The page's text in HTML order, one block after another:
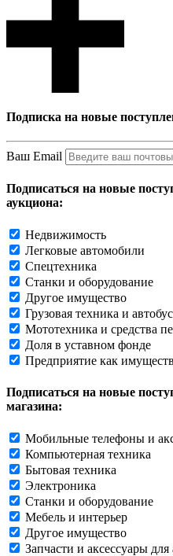
Подписка на новые
Ваш Email
Подписаться на новые
аукциона:
Недвижимость
Легковые автомобили
Спецтехника
Станки и оборудование
Другое имущество
Грузовая техника и
Мототехника и средства
Доля в уставном фонде
Предприятие как
Подписаться на новые
магазина:
Мобильные телефоны и
Компьютерная техника
Бытовая техника
Электроника
Станки и оборудование
Мебель и интерьер
Другое имущество
Запчасти и аксессуары для